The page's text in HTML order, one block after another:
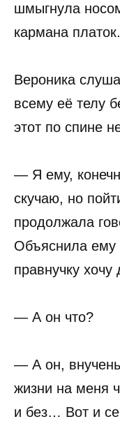
шмыгнула
кармана платок.
Вероника
всему её телу
этот по спине
— Я ему,
скучаю, но
продолжала
Объяснила ему
правнучку хочу
— А он что?
— А он,
жизни на меня
и без… Вот и